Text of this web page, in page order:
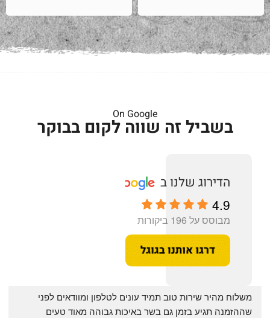
On Google
בשביל זה שווה לקום בבוקר
4.9
מבוסס על 196 ביקורות